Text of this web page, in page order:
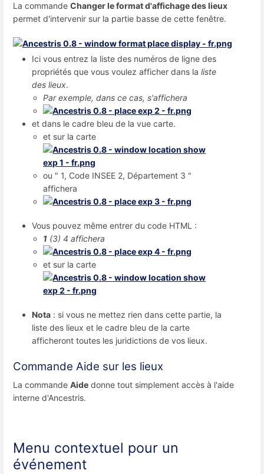
La commande Changer le format d'affichage des lieux
permet d'intervenir sur la partie basse de cette fenêtre.
Ici vous entrez la liste des numéros de ligne des
propriétés que vous voulez afficher dans la liste
des lieux.
Par exemple, dans ce cas, s'affichera
et dans le cadre bleu de la vue carte.
et sur la carte
ou " 1, Code INSEE 2, Département 3 "
affichera
Vous pouvez même entrer du code HTML :
1 (3) 4 affichera
et sur la carte
Nota : si vous ne mettez rien dans cette partie, la
liste des lieux et le cadre bleu de la carte
afficheront toutes les juridictions de vos lieux.
Commande Aide sur les lieux
La commande Aide donne tout simplement accès à l'aide
interne d'Ancestris.
Menu contextuel pour un
événement